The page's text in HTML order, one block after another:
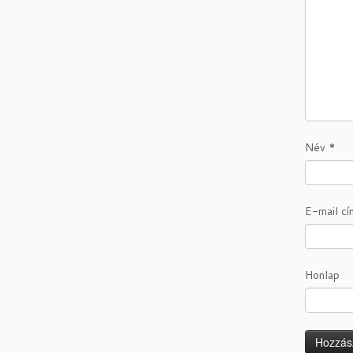
Név *
E-mail
Honlap